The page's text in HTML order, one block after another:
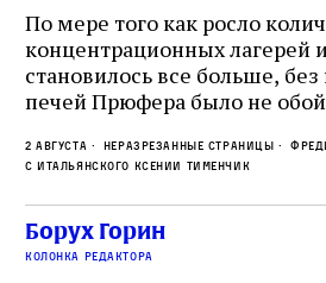
По мере того как росло
концентрационных лагерей
становилось все больше,
печей Прюфера было не
верны своему архаичному
скрывали от населения
сколько узников погибало
жутких местах
2 августа Неразрезанные страницы
с итальянского Ксении Тименчик
Борух Горин
колонка редактора